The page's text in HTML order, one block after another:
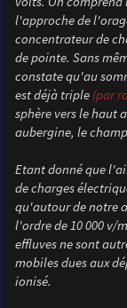
l'approche de
concentrateur de
de pointe. Sans
constate qu'au
est déjà triple (par
sphère vers le haut
aubergine, le
Etant donné que
de charges
qu'autour de notre
l'ordre de 10 000 v/
effluves ne sont
mobiles dues aux
ionisé.